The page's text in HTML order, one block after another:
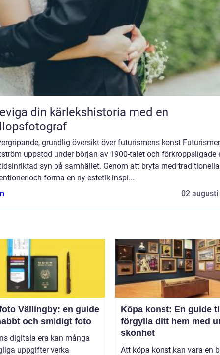
din kärlekshistoria med en
grundlig översikt över futurismens konst
uppstod under början av 1900-talet och förkroppsligade
syn på samhället. Genom att bryta med traditionella
och forma en ny estetik inspi...
02 augusti
Vällingby: en guide
och smidigt foto
digitala era kan många
uppgifter verka
Köpa konst: En guide
förgylla ditt hem med
skönhet
Att köpa konst kan vara en